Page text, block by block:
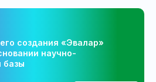
создания «Эвалар»
научно-
базы